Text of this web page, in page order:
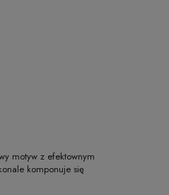
motyw z efektownym
komponuje się